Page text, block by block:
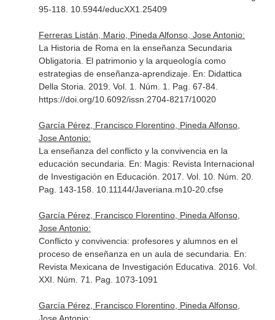
95-118. 10.5944/educXX1.25409
Ferreras Listán, Mario, Pineda Alfonso, Jose Antonio:
La Historia de Roma en la enseñanza Secundaria
Obligatoria. El patrimonio y la arqueología como
estrategias de enseñanza-aprendizaje. En: Didattica
Della Storia . 2019. Vol. 1. Núm. 1. Pag. 67-84.
https://doi.org/10.6092/issn.2704-8217/10020
García Pérez, Francisco Florentino, Pineda Alfonso,
Jose Antonio:
La enseñanza del conflicto y la convivencia en la
educación secundaria. En: Magis: Revista Internacional
de Investigación en Educación . 2017. Vol. 10. Núm. 20.
Pag. 143-158. 10.11144/Javeriana.m10-20.cfse
García Pérez, Francisco Florentino, Pineda Alfonso,
Jose Antonio:
Conflicto y convivencia: profesores y alumnos en el
proceso de enseñanza en un aula de secundaria. En:
Revista Mexicana de Investigación Educativa . 2016. Vol.
XXI. Núm. 71. Pag. 1073-1091
García Pérez, Francisco Florentino, Pineda Alfonso,